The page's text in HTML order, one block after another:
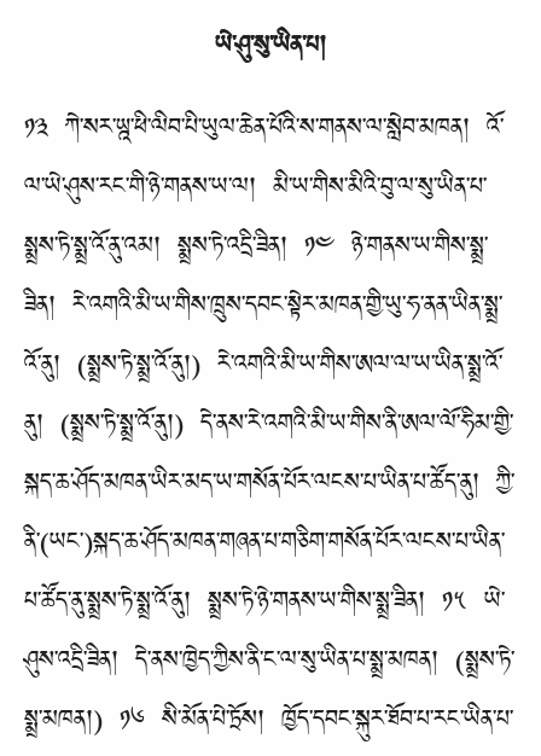
ཡེ་ཤུ་སུ་ཡིན་པ།
༡༣ ཀེ་སར་ཡྰ་ཕི་ལིབ་པི་ཡུལ་ཆེན་པོའི་ས་གནས་ལ་སླེབ་མཁན། འོ་
ལ་ཡེ་ཤུས་རང་གི་ཉེ་གནས་ཡ་ལ། མི་ཡ་གིས་མིའི་བུ་ལ་སུ་ཡིན་པ་
སྨྲས་ཏེ་སྨྲ་འོ་ནུ་འམ། སྨྲས་ཏེ་འདྲི་ཟིན། ༡༤ ཉེ་གནས་ཡ་གིས་སྨྲ་
ཟིན། རེ་འགའི་མི་ཡ་གིས་ཁྲུས་དབང་སྟེར་མཁན་གྱི་ཡུ་ཧ་ནན་ཡིན་སྨྲ་
འོ་ནུ། (སྨྲས་ཏེ་སྨྲ་འོ་ནུ།) རེ་འགའི་མི་ཡ་གིས་ཨལ་ལ་ཡ་ཡིན་སྨྲ་འོ་
ནུ། (སྨྲས་ཏེ་སྨྲ་འོ་ནུ།) དེ་ནས་རེ་འགའི་མི་ཡ་གིས་ནི་ཨལ་ལོ་ཧིམ་གྱི་
སྐད་ཆ་ཤོད་མཁན་ཡིར་མད་ཡ་གསོན་པོར་ལངས་པ་ཡིན་པ་ཚོད་ནུ། ཀྱི་
ནི་(ཡང་)སྐད་ཆ་ཤོད་མཁན་གཞན་པ་གཅིག་གསོན་པོར་ལངས་པ་ཡིན་
པ་ཚོད་ནུ་སྨྲས་ཏེ་སྨྲ་འོ་ནུ། སྨྲས་ཏེ་ཉེ་གནས་ཡ་གིས་སྨྲ་ཟིན། ༡༥ ཡེ་
ཤུས་འདྲི་ཟིན། དེ་ནས་ཁྱེད་ཀྱིས་ནི་ང་ལ་སུ་ཡིན་པ་སྨྲ་མཁན། (སྨྲས་ཏེ་
སྨྲ་མཁན།) ༡༦ སི་མོན་པེ་ཏྲོས། ཁྱོད་དབང་སྐུར་ཐོབ་པ་རང་ཡིན་པ་